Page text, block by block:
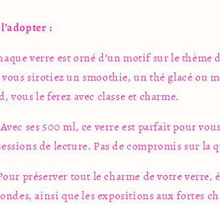
:
verre est orné d’un motif sur le thème
sirotiez un smoothie, un thé glacé ou
vous le ferez avec classe et charme.
Avec ses 500 ml, ce verre est parfait pour
de lecture. Pas de compromis sur la
préserver tout le charme de votre verre,
ainsi que les expositions aux fortes